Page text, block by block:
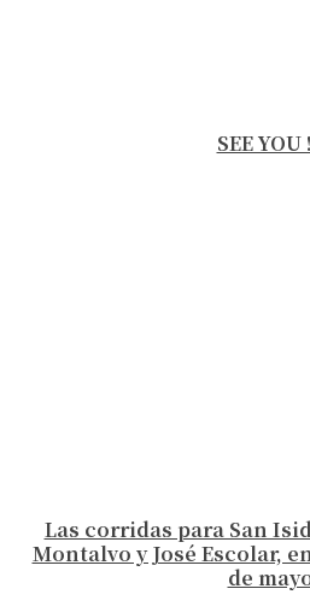
SEE YOU
Las corridas para San
Montalvo y José Escolar,
de